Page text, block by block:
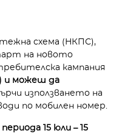
схема (НКПС),
на новото
кампания
и можеш да
използването на
по мобилен номер.
периода 15 юли – 15